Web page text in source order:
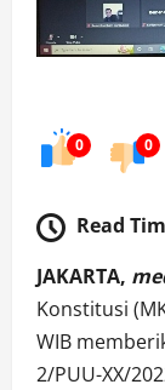
0 0
Read
JAKARTA,
Konstitusi
WIB
2/PUU-XX/